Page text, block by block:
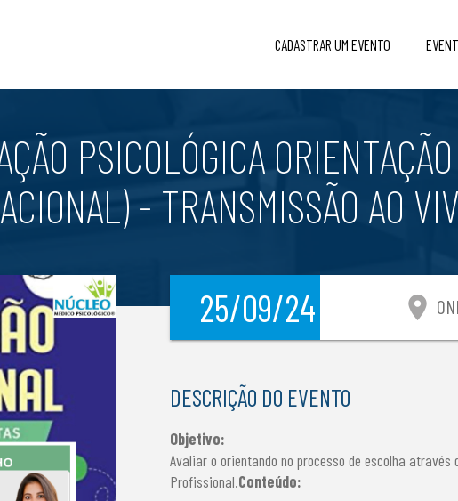
CADASTRAR UM EVENTO
PSICOLÓGICA
- TRANSMISSÃO AO
25/09/24 location_on
DESCRIÇÃO DO EVENTO
Objetivo:
Avaliar o orientando no processo de escolha
Profissional.Conteúdo: